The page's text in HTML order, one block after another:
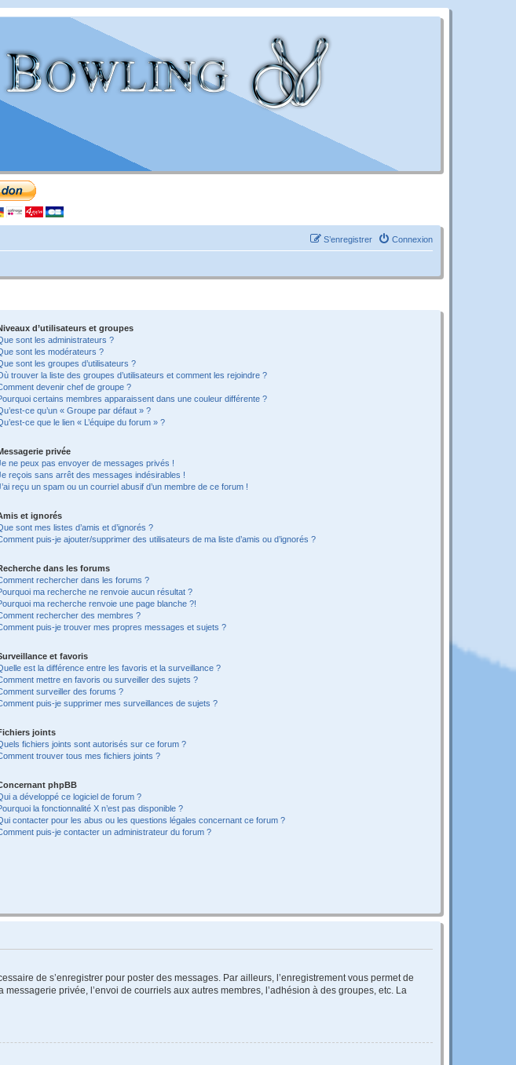
Connexion
S’enregistrer
d’utilisateurs et groupes
sont les administrateurs ?
sont les modérateurs ?
sont les groupes d’utilisateurs ?
trouver la liste des groupes d’utilisateurs et comment les rejoindre ?
devenir chef de groupe ?
certains membres apparaissent dans une couleur différente ?
ce qu’un « Groupe par défaut » ?
ce que le lien « L’équipe du forum » ?
privée
ne peux pas envoyer de messages privés !
reçois sans arrêt des messages indésirables !
reçu un spam ou un courriel abusif d’un membre de ce forum !
et ignorés
sont mes listes d’amis et d’ignorés ?
puis-je ajouter/supprimer des utilisateurs de ma liste d’amis ou d’ignorés ?
dans les forums
rechercher dans les forums ?
ma recherche ne renvoie aucun résultat ?
ma recherche renvoie une page blanche ?!
rechercher des membres ?
puis-je trouver mes propres messages et sujets ?
et favoris
est la différence entre les favoris et la surveillance ?
mettre en favoris ou surveiller des sujets ?
surveiller des forums ?
puis-je supprimer mes surveillances de sujets ?
joints
fichiers joints sont autorisés sur ce forum ?
trouver tous mes fichiers joints ?
phpBB
a développé ce logiciel de forum ?
la fonctionnalité X n’est pas disponible ?
contacter pour les abus ou les questions légales concernant ce forum ?
puis-je contacter un administrateur du forum ?
de s’enregistrer pour poster des messages. Par ailleurs, l’enregistrement vous permet de
privée, l’envoi de courriels aux autres membres, l’adhésion à des groupes, etc. La